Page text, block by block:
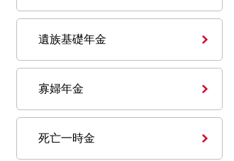
遺族基礎年金
寡婦年金
死亡一時金